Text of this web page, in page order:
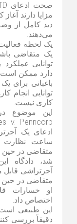
مزایا دارند
دید کامل از
می‌دهند.
یک لحظه
یک متقاضی
توانایی
دارد ممکن است
باغبانی برای
توانایی انجام
کاری نیست.
این موضوع در
متقاضی در حین
شد، دادگاه
آجرتراشی قابل
متقاضی در حین
او خسارات
اختصاص داد.
این طبیعی است
دقیقاً بررسی